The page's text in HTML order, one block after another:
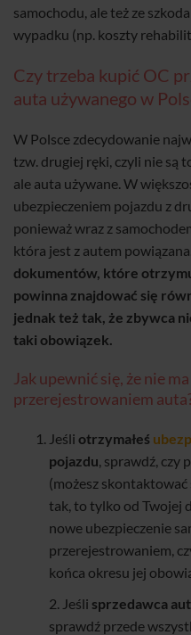
samochodu, ale też ze
wypadku (np. koszty
Czy trzeba kupić OC
auta używanego w
W Polsce zdecydowanie
tzw. drugiej ręki, czyli nie są
ale auta używane. W
ubezpieczeniem pojazdu z
ponieważ wraz z
która jest z autem
dokumentów, które
powinna znajdować się
jednak też tak, że zbywca
taki obowiązek.
Jak upewnić się, że nie
przerejestrowaniem
Jeśli otrzymałeś
pojazdu, sprawdź, czy
(możesz skontaktować
tak, to tylko od Twojej
nowe ubezpieczenie
przerejestrowaniem,
końca okresu jej
2. Jeśli sprzedawca
sprawdź przede